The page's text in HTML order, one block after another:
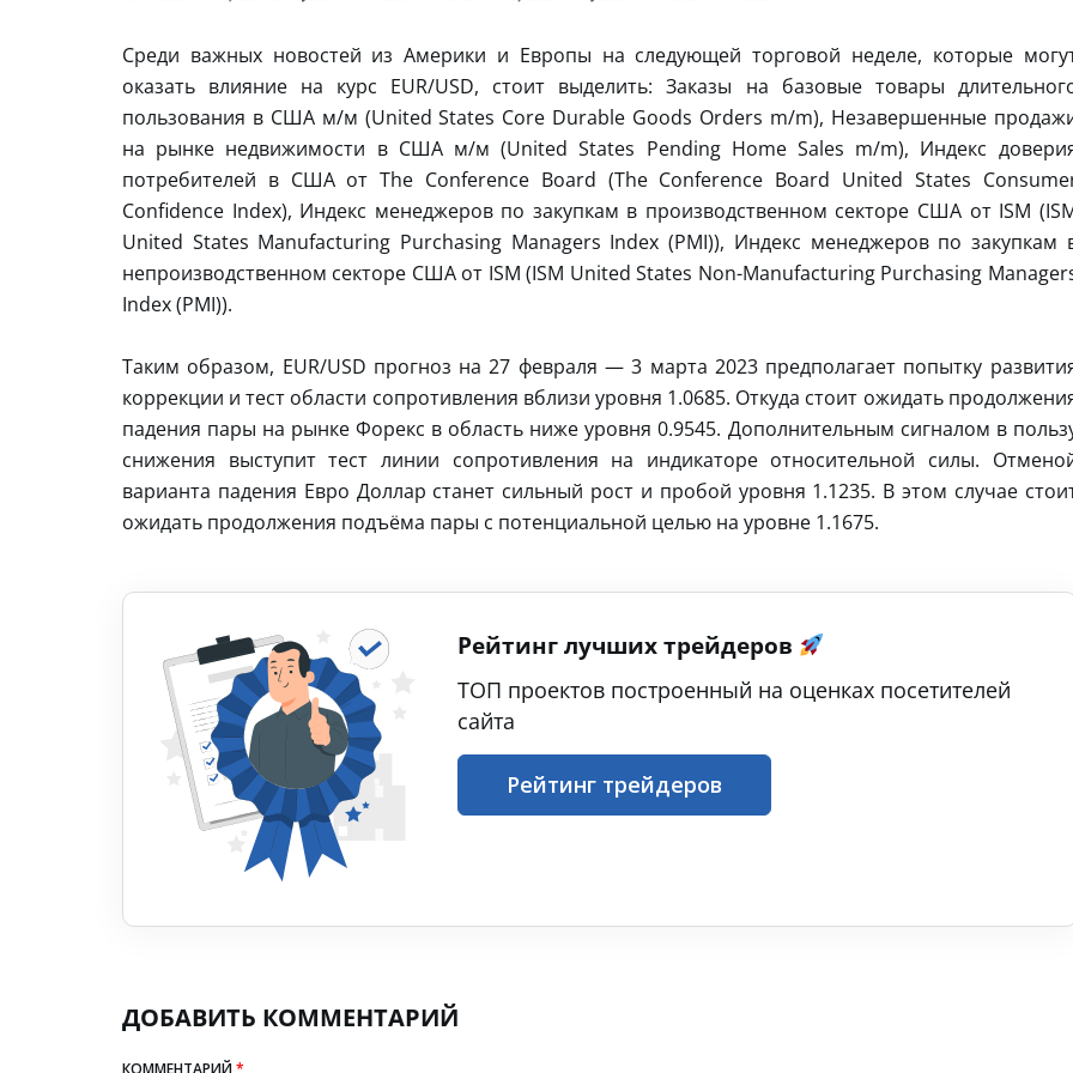
Среди важных новостей из Америки и Европы на следующей торговой неделе, которые
оказать влияние на курс EUR/USD, стоит выделить: Заказы на базовые товары
пользования в США м/м (United States Core Durable Goods Orders m/m), Незавершенные
на рынке недвижимости в США м/м (United States Pending Home Sales m/m), Индекс
потребителей в США от The Conference Board (The Conference Board United States
Confidence Index), Индекс менеджеров по закупкам в производственном секторе США от ISM
United States Manufacturing Purchasing Managers Index (PMI)), Индекс менеджеров по закупкам
непроизводственном секторе США от ISM (ISM United States Non-Manufacturing Purchasing
Index (PMI)).
Таким образом, EUR/USD прогноз на 27 февраля — 3 марта 2023 предполагает попытку
коррекции и тест области сопротивления вблизи уровня 1.0685. Откуда стоит ожидать
падения пары на рынке Форекс в область ниже уровня 0.9545. Дополнительным сигналом в
снижения выступит тест линии сопротивления на индикаторе относительной силы.
варианта падения Евро Доллар станет сильный рост и пробой уровня 1.1235. В этом случае
ожидать продолжения подъёма пары с потенциальной целью на уровне 1.1675.
Рейтинг лучших трейдеров
ТОП проектов построенный на оценках посетителей
сайта
Рейтинг трейдеров
ДОБАВИТЬ КОММЕНТАРИЙ
КОММЕНТАРИЙ*